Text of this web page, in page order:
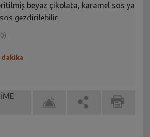
beyaz çikolata, karamel sos ya
gezdirilebilir.
dakika